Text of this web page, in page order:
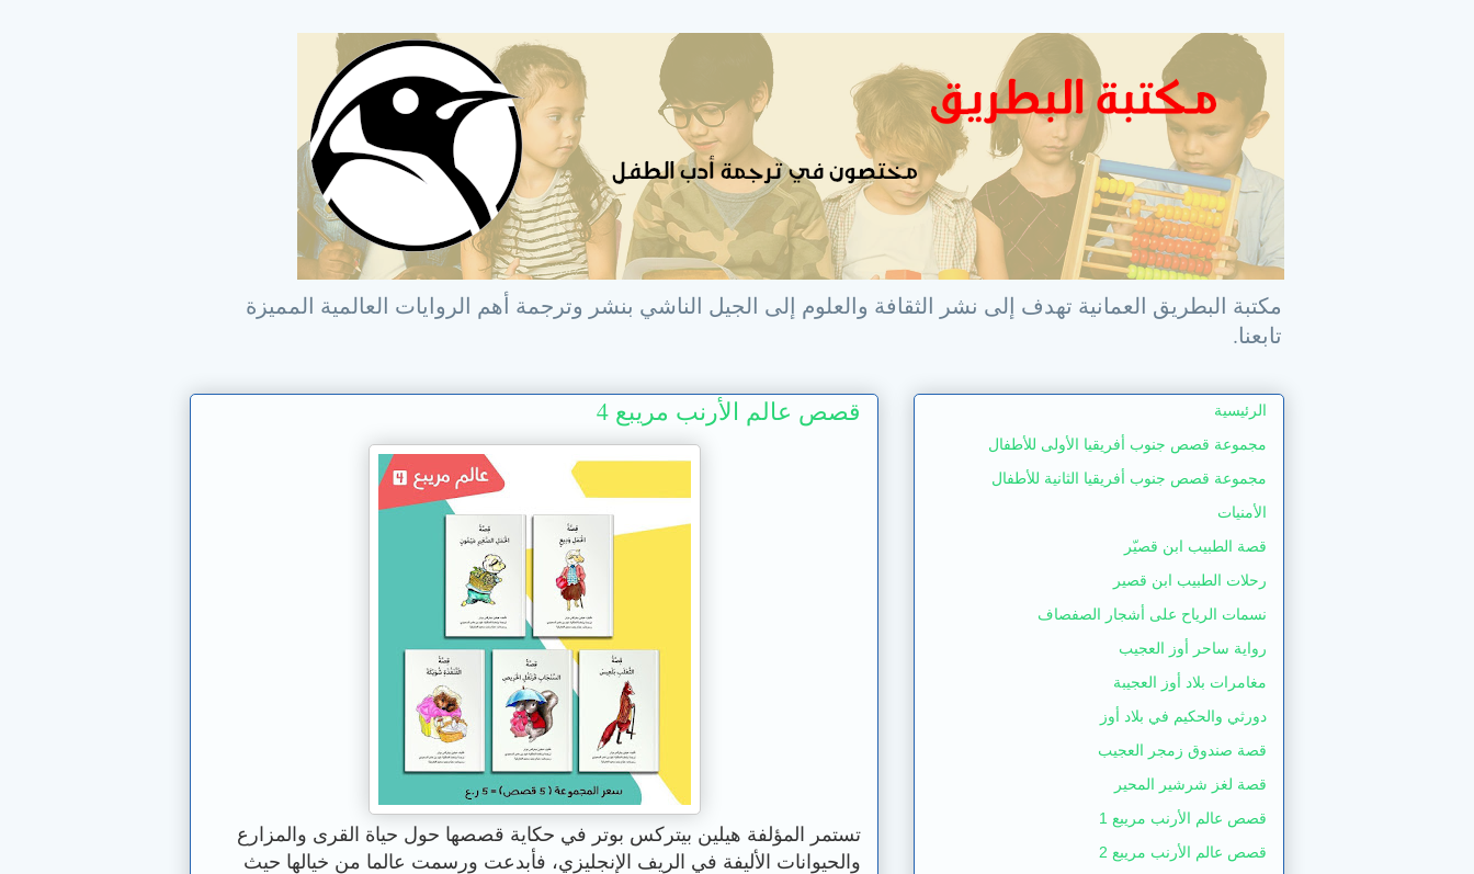
مكتبة البطريق العمانية تهدف إلى نشر الثقافة والعلوم إلى الجيل الناشي بنشر وترجمة أهم الروايات العالمية المميزة
تابعنا.
قصص عالم الأرنب مريبع 4
تستمر المؤلفة هيلين بيتركس بوتر في حكاية قصصها حول حياة القرى والمزارع
والحيوانات الأليفة في الريف الإنجليزي، فأبدعت ورسمت عالما من خيالها حيث
الرئيسية
مجموعة قصص جنوب أفريقيا الأولى للأطفال
مجموعة قصص جنوب أفريقيا الثانية للأطفال
الأمنيات
قصة الطبيب ابن قصيّر
رحلات الطبيب ابن قصير
نسمات الرياح على أشجار الصفصاف
رواية ساحر أوز العجيب
مغامرات بلاد أوز العجيبة
دورثي والحكيم في بلاد أوز
قصة صندوق زمجر العجيب
قصة لغز شرشير المحير
قصص عالم الأرنب مريبع 1
قصص عالم الأرنب مريبع 2